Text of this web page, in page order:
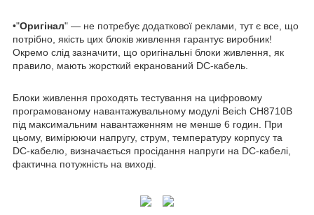
•"Оригінал" — не потребує додаткової реклами, тут є все, що
потрібно, якість цих блоків живлення гарантує виробник!
Окремо слід зазначити, що оригінальні блоки живлення, як
правило, мають жорсткий екранований DC-кабель.
Блоки живлення проходять тестування на цифровому
програмованому навантажувальному модулі Beich CH8710B
під максимальним навантаженням не менше 6 годин. При
цьому, вимірюючи напругу, струм, температуру корпусу та
DC-кабелю, визначається просідання напруги на DC-кабелі,
фактична потужність на виході.